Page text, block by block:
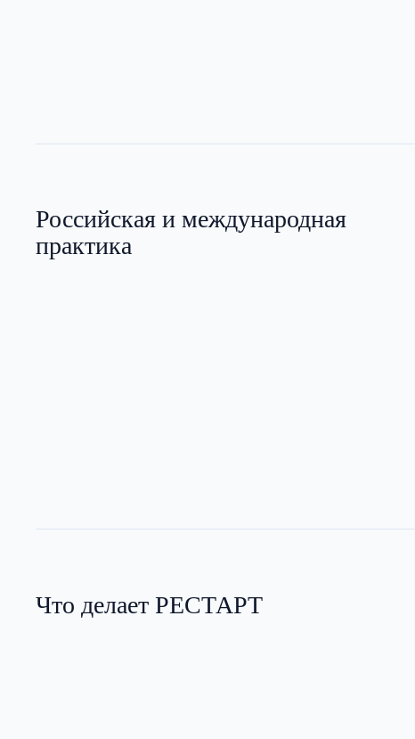
Российская и международная
практика
Что делает РЕСТАРТ